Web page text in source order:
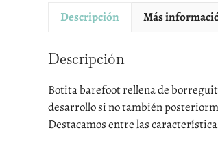
Descripción Más
Descripción
Botita barefoot rellena de
desarrollo si no también
Destacamos entre las